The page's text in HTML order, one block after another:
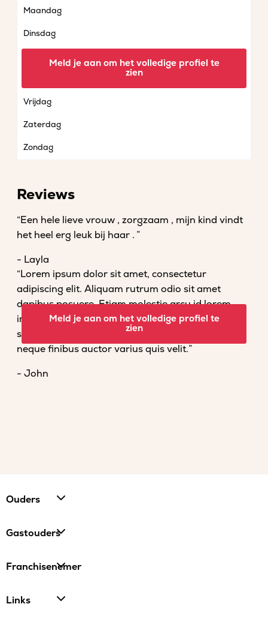
Maandag
Dinsdag
Vrijdag
Zaterdag
Zondag
Meld je aan om het volledige profiel te
zien
Reviews
“Een hele lieve vrouw , zorgzaam , mijn kind vindt
het heel erg leuk bij haar . ”
- Layla
“Lorem ipsum dolor sit amet, consectetur
adipiscing elit. Aliquam rutrum odio sit amet
dapibus posuere. Etiam molestie arcu id lorem
imperdiet convallis. Fusce venenatis nisl nec dolor
scelerisque tempor. Vestibulum et magna vel
neque finibus auctor varius quis velit.”
- John
Meld je aan om het volledige profiel te
zien
Ouders
Gastouders
Franchisenemer
Links